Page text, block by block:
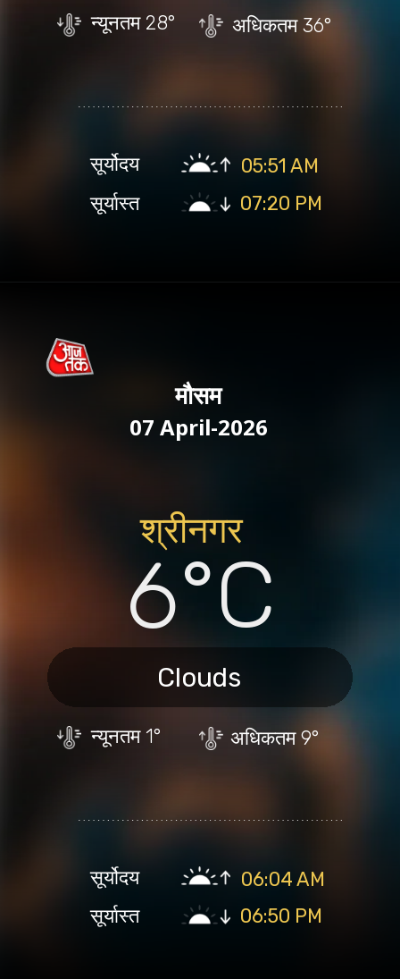
सूर्योदय
सूर्यास्त
न्यूनतम28° अधिकतम36°
05:51 AM
07:20 PM
6°C
मौसम
श्रीनगर
सूर्योदय
सूर्यास्त
Clouds
न्यूनतम1° अधिकतम9°
06:04 AM
06:50 PM
07 April-2026